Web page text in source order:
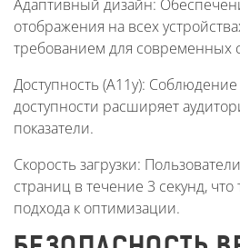
Адаптивный дизайн:
отображения на всех
требованием для современных
Доступность (A11y): Соблюдение
доступности расширяет
показатели.
Скорость загрузки:
страниц в течение 3 секунд,
подхода к оптимизации.